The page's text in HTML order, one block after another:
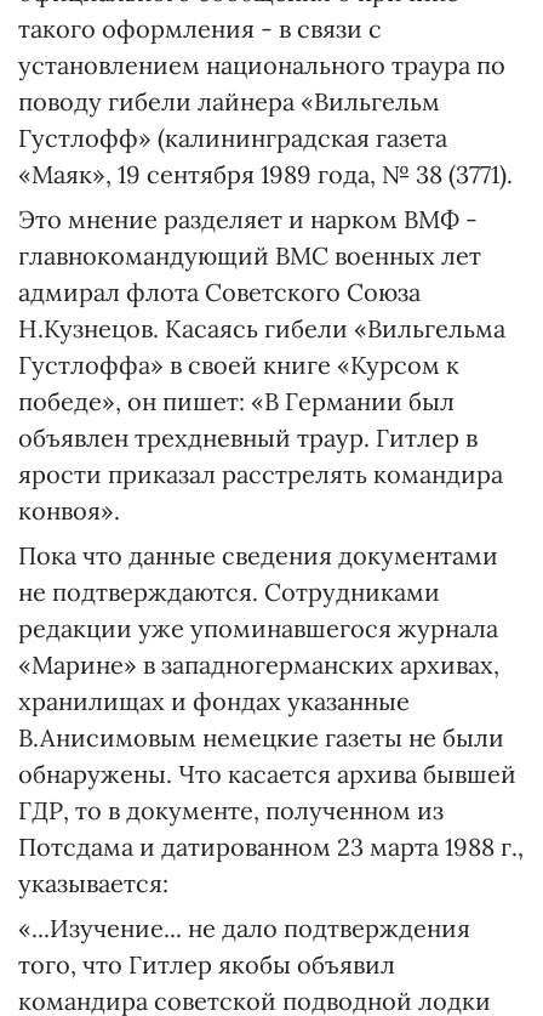
такого оформления - в связи с
установлением национального траура по
поводу гибели лайнера «Вильгельм
Густлофф» (калининградская газета
«Маяк», 19 сентября 1989 года, № 38 (3771).
Это мнение разделяет и нарком ВМФ -
главнокомандующий ВМС военных лет
адмирал флота Советского Союза
Н.Кузнецов. Касаясь гибели «Вильгельма
Густлоффа» в своей книге «Курсом к
победе», он пишет: «В Германии был
объявлен трехдневный траур. Гитлер в
ярости приказал расстрелять командира
конвоя».
Пока что данные сведения документами
не подтверждаются. Сотрудниками
редакции уже упоминавшегося журнала
«Марине» в западногерманских архивах,
хранилищах и фондах указанные
В.Анисимовым немецкие газеты не были
обнаружены. Что касается архива бывшей
ГДР, то в документе, полученном из
Потсдама и датированном 23 марта 1988 г.,
указывается:
«...Изучение... не дало подтверждения
того, что Гитлер якобы объявил
командира советской подводной лодки